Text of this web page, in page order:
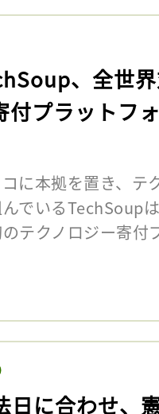
、全世
付プラットフ
に本拠を置き、テ
でいるTechSoup
テクノロジー寄付
日に合わせ、